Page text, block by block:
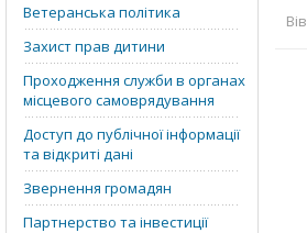
Ветеранська політика
Захист прав дитини
Проходження служби в органах
місцевого самоврядування
Доступ до публічної інформації
та відкриті дані
Звернення громадян
Партнерство та інвестиції